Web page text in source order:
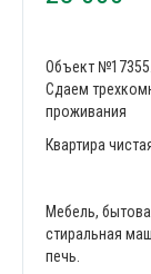
Объект №17355.
Сдаем
проживания
Квартира
Мебель,
стиральная
печь.